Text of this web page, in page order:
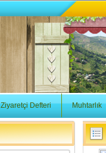
Ziyaretçi Defteri Muhtarlık